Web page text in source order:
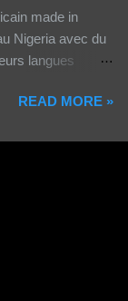
made in
Nigeria avec du
langues
READ MORE »